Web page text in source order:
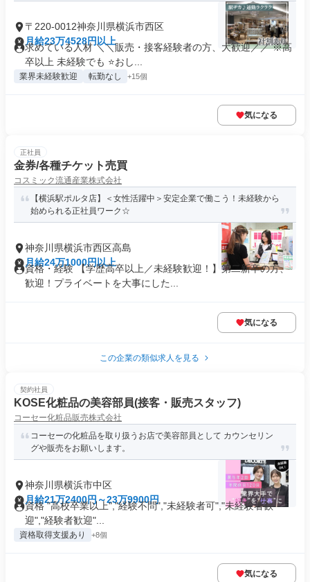
〒220-0012神奈川県横浜市西区
月給23万4528円以上
求めている人材 ＼＼販売・接客経験者の方、大歓迎／／ ※高
卒以上 未経験でも ⭐おし...
業界未経験歓迎 転勤なし +15個
気になる
正社員
金券/各種チケット売買
コスミック流通産業株式会社
【横浜駅ポルタ店】＜女性活躍中＞安定企業で働こう！未経験から
始められる正社員ワーク☆
神奈川県横浜市西区高島
月給24万1000円以上
資格・経験 【学歴高卒以上／未経験歓迎！】第二新卒の方、
歓迎！プライベートを大事にした...
気になる
この企業の類似求人を見る
契約社員
KOSE化粧品の美容部員(接客・販売スタッフ)
コーセー化粧品販売株式会社
コーセーの化粧品を取り扱うお店で美容部員として カウンセリン
グや販売をお願いします。
神奈川県横浜市中区
月給21万2400円～23万9900円
資格 "高校卒業以上","経験不問","未経験者可","未経験者歓
迎","経験者歓迎"...
資格取得支援あり +8個
気になる